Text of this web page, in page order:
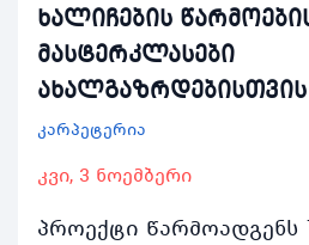
ხალიჩების
მასტერკლასები
ახალგაზრდებისთვის
კარპეტერია
კვი, 3 ნოემბერი
პროექტი წარმოადგენს